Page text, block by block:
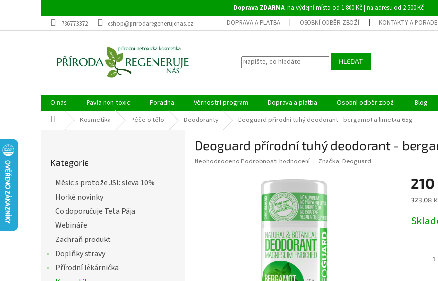
na
Doprava ZDARMA: na výdejní místo od 1 800 Kč | na adresu od 2 500 Kč
736773372
eshop@prirodaregenerujenas.cz DOPRAVA A PLATBA OSOBNÍ ODBĚR ZBOŽÍ KONTAKTY A
HLEDAT
O nás Pavla non-toxic Poradna Věrnostní program Doprava a platba Osobní odběr zboží Blog
Domů Kosmetika Péče o tělo Deodoranty Deoguard přírodní tuhý deodorant - bergamot a limetka 65g
kategorie
Kategorie
Měsíc s protože JSI: sleva 10%
Horké novinky
Co doporučuje Teta Pája
Webináře
Zachraň produkt
Doplňky stravy
Přírodní lékárnička
Deoguard přírodní tuhý deodorant -
Průměrné
Neohodnoceno Podrobnosti hodnocení Značka: Deoguard
210
Měrná
323,08